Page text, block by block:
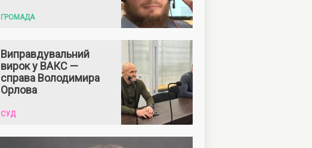
ГРОМАДА
Виправдувальний
вирок у ВАКС —
справа Володимира
Орлова
СУД